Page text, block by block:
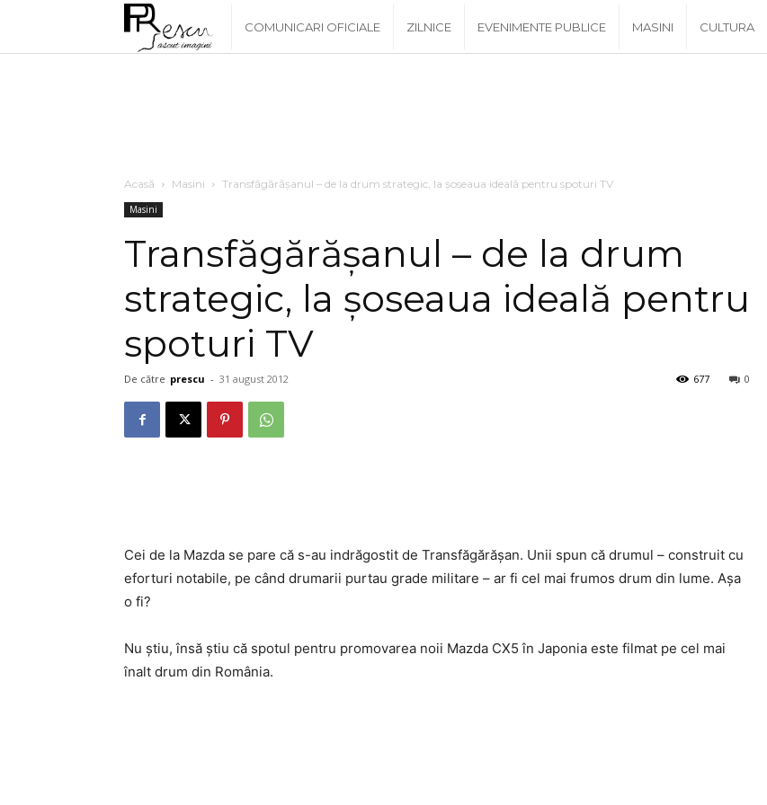
www.PRescu.ro
COMUNICARI OFICIALE ZILNICE EVENIMENTE PUBLICE MASINI CULTURA
Acasă Masini Transfăgărăşanul – de la drum strategic, la şoseaua ideală pentru spoturi TV
Masini
Transfăgărăşanul – de la drum
strategic, la şoseaua ideală pentru
spoturi TV
De către prescu - 31 august 2012 0
677
Cei de la Mazda se pare că s-au indrăgostit de Transfăgărăşan. Unii spun că drumul – construit cu
eforturi notabile, pe când drumarii purtau grade militare – ar fi cel mai frumos drum din lume. Aşa
o fi?
Nu ştiu, însă ştiu că spotul pentru promovarea noii Mazda CX5 în Japonia este filmat pe cel mai
înalt drum din România.